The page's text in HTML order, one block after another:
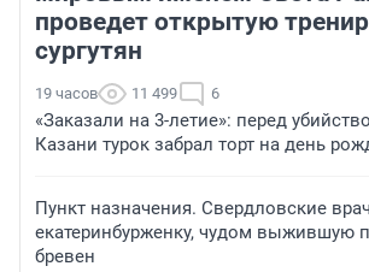
проведет открытую
сургутян
19 часов 11 499 6
«Заказали на 3-летие»: перед
Казани турок забрал торт на день
Пункт назначения. Свердловские
екатеринбурженку, чудом выжившую
бревен